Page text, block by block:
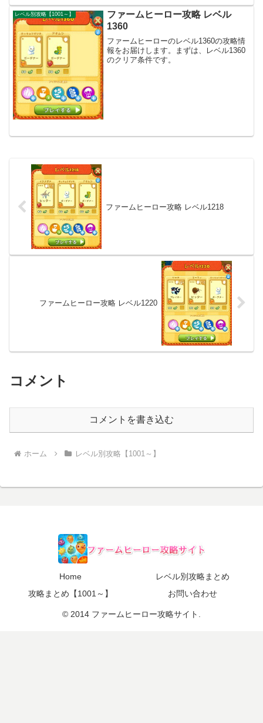
レベル別攻略【1001～】
ファームヒーロー攻略 レベル
1360
ファームヒーローのレベル1360の攻略情
報をお届けします。まずは、レベル1360
のクリア条件です。
ファームヒーロー攻略 レベル1218
ファームヒーロー攻略 レベル1220
コメント
コメントを書き込む
ホーム レベル別攻略【1001～】
Home
レベル別攻略まとめ
攻略まとめ【1001～】
お問い合わせ
© 2014 ファームヒーロー攻略サイト.